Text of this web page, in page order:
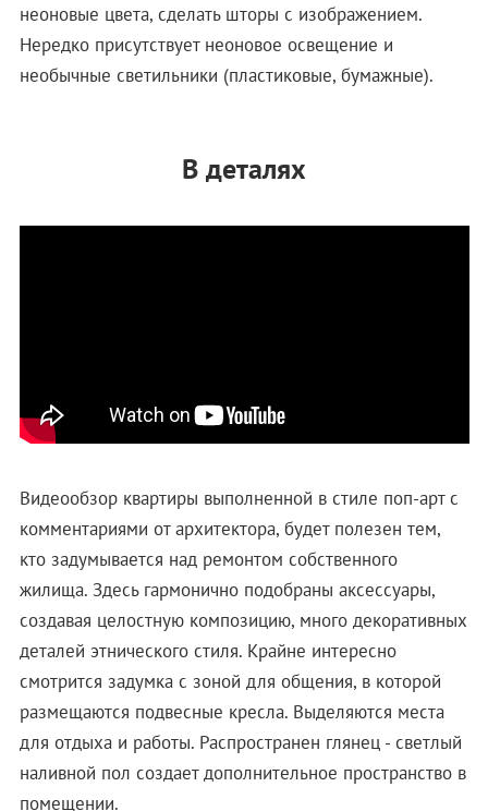
неоновые цвета, сделать шторы с изображением.
Нередко присутствует неоновое освещение и
необычные светильники (пластиковые, бумажные).
В деталях
Видеообзор квартиры выполненной в стиле поп-арт с
комментариями от архитектора, будет полезен тем,
кто задумывается над ремонтом собственного
жилища. Здесь гармонично подобраны аксессуары,
создавая целостную композицию, много декоративных
деталей этнического стиля. Крайне интересно
смотрится задумка с зоной для общения, в которой
размещаются подвесные кресла. Выделяются места
для отдыха и работы. Распространен глянец - светлый
наливной пол создает дополнительное пространство в
помещении.